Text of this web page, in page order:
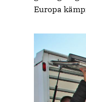
Europa